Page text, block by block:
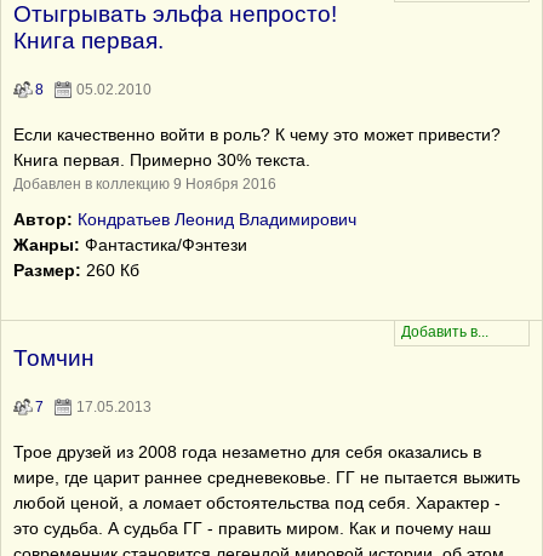
Отыгрывать эльфа непросто!
Книга первая.
8 05.02.2010
Если качественно войти в роль? К чему это может привести?
Книга первая. Примерно 30% текста.
Добавлен в коллекцию 9 Ноября 2016
Автор: Кондратьев Леонид Владимирович
Жанры: Фантастика/Фэнтези
Размер: 260 Кб
Томчин
7 17.05.2013
Трое друзей из 2008 года незаметно для себя оказались в
мире, где царит раннее средневековье. ГГ не пытается выжить
любой ценой, а ломает обстоятельства под себя. Характер -
это судьба. А судьба ГГ - править миром. Как и почему наш